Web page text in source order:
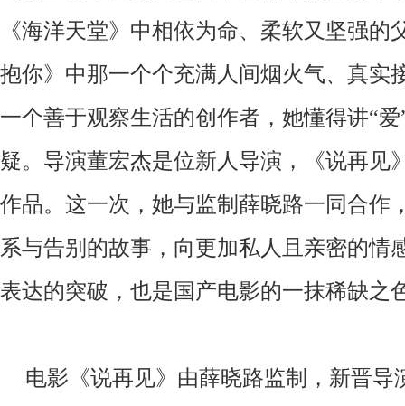
《海洋天堂》中相依为命、柔软又坚强的
抱你》中那一个个充满人间烟火气、真实
一个善于观察生活的创作者，她懂得讲“
疑。 导演董宏杰是位新人导演，《说再见
作品。这一次，她与监制薛晓路一同合作
系与告别的故事，向更加私人且亲密的情
表达的突破，也是国产电影的一抹稀缺之
电影《说再见》由薛晓路监制，新晋导